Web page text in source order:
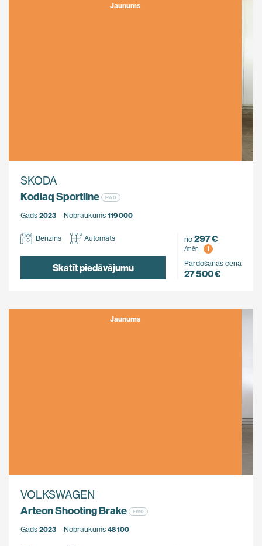
Jaunums
SKODA
Kodiaq Sportline
FWD
Gads 2023 Nobraukums 119 000
Benzīns Automāts
Skatīt piedāvājumu
no 297 €
/mēn
i
Pārdošanas cena
27 500 €
Jaunums
VOLKSWAGEN
Arteon Shooting Brake
FWD
Gads 2023 Nobraukums 48 100